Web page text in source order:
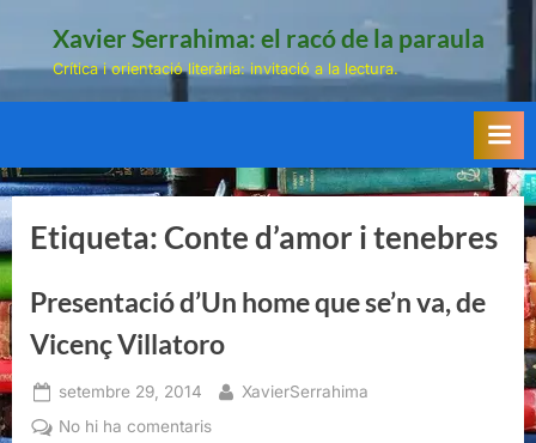
Xavier Serrahima: el racó de la paraula
Crítica i orientació literària: invitació a la lectura.
Etiqueta:Conte d’amor i tenebres
Presentació d’Un home que se’n va, de
Vicenç Villatoro
Posted
on
setembre 29, 2014 By
XavierSerrahima
No hi ha comentarisa